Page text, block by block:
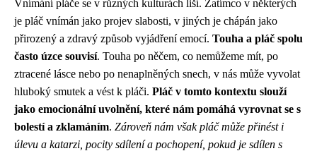
Vnímání pláče se v různých kulturách liší. Zatímco v některých
je pláč vnímán jako projev slabosti, v jiných je chápán jako
přirozený a zdravý způsob vyjádření emocí. Touha a pláč spolu
často úzce souvisí. Touha po něčem, co nemůžeme mít, po
ztracené lásce nebo po nenaplněných snech, v nás může vyvolat
hluboký smutek a vést k pláči. Pláč v tomto kontextu slouží
jako emocionální uvolnění, které nám pomáhá vyrovnat se s
bolestí a zklamáním. Zároveň nám však pláč může přinést i
úlevu a katarzi, pocity sdílení a pochopení, pokud je sdílen s